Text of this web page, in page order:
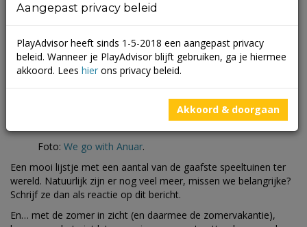
Foto: We go with Anuar.
Een mooi lijstje met een aantal van de gaafste speeltuinen ter
wereld. Natuurlijk zijn er nog veel meer, missen we belangrijke?
Schrijf ze dan als reactie op dit bericht.
En… met de zomer in zicht (en daarmee de zomervakantie),
Aangepast privacy beleid
PlayAdvisor heeft sinds 1-5-2018 een aangepast privacy
beleid. Wanneer je PlayAdvisor blijft gebruiken, ga je hiermee
akkoord. Lees hier ons privacy beleid.
Akkoord & doorgaan